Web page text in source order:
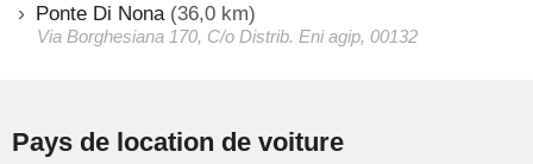
Ponte Di Nona (36,0 km)
Via Borghesiana 170, C/o Distrib. Eni agip, 00132
Pays de location de voiture